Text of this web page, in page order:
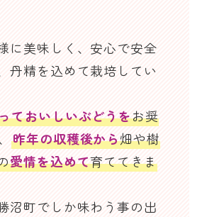
FAXでのお問合せ
注文書
ダウンロード
に美味しく、安心で安全
丹精を込めて栽培してい
ておいしいぶどうをお奨
昨年の収穫後から畑や樹
愛情を込めて育ててきま
沼町でしか味わう事の出